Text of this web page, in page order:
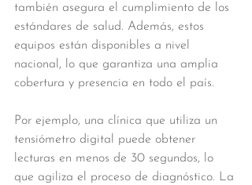
también asegura el cumplimiento de los
estándares de salud. Además, estos
equipos están disponibles a nivel
nacional, lo que garantiza una amplia
cobertura y presencia en todo el país.
Por ejemplo, una clínica que utiliza un
tensiómetro digital puede obtener
lecturas en menos de 30 segundos, lo
que agiliza el proceso de diagnóstico. La